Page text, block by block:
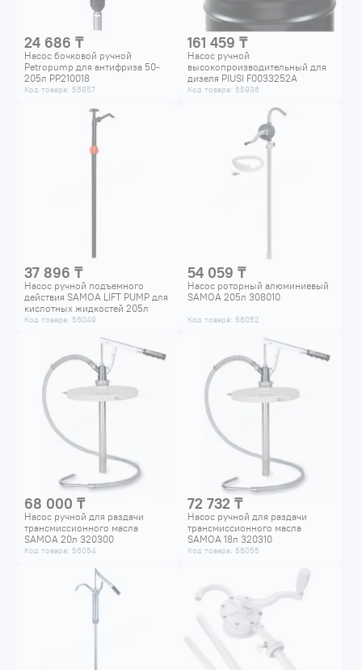
24 686 ₸
Насос бочковой ручной
Petropump для антифриза 50-
205л PP210018
Код товара: 55857
161 459 ₸
Hасос ручной
высокопроизводительный для
дизеля PIUSI F0033252A
Код товара: 55936
37 896 ₸
Насос ручной подъемного
действия SAMOA LIFT PUMP для
кислотных жидкостей 205л
300401
Код товара: 56049
54 059 ₸
Насос роторный алюминиевый
SAMOA 205л 308010
Код товара: 56052
68 000 ₸
Насос ручной для раздачи
трансмиссионного масла
SAMOA 20л 320300
Код товара: 56054
72 732 ₸
Насос ручной для раздачи
трансмиссионного масла
SAMOA 18л 320310
Код товара: 56055